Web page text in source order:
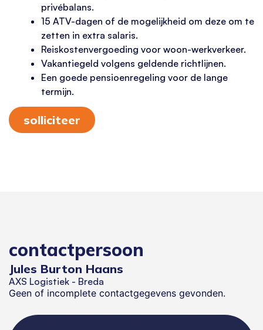
privébalans.
15 ATV-dagen of de mogelijkheid om deze om te
zetten in extra salaris.
Reiskostenvergoeding voor woon-werkverkeer.
Vakantiegeld volgens geldende richtlijnen.
Een goede pensioenregeling voor de lange
termijn.
solliciteer
contactpersoon
Jules Burton Haans
AXS Logistiek - Breda
Geen of incomplete contactgegevens gevonden.